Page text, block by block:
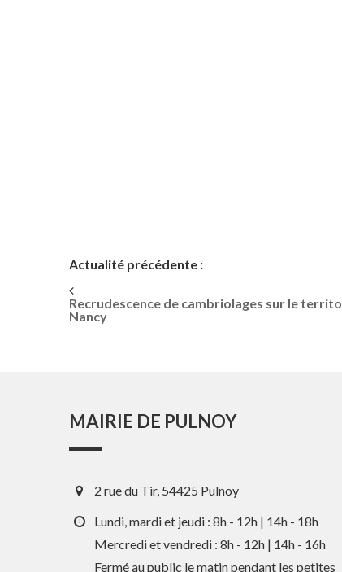
Actualité précédente :
Recrudescence de cambriolages sur le
Nancy
MAIRIE DE PULNOY
2 rue du Tir, 54425 Pulnoy
Lundi, mardi et jeudi : 8h - 12h | 14h - 18h
Mercredi et vendredi : 8h - 12h | 14h - 16h
Fermé au public le matin pendant les petites